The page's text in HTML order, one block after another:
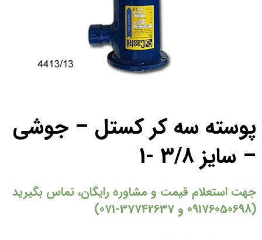
پوسته سه کر کستل – جوشی
– سایز 3/8 -1
جهت استعلام قیمت و مشاوره رایگان، تماس بگیرید
(09176050698 و 37742637-071)